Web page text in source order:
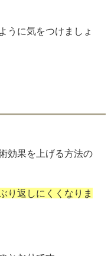
うに気をつけましょ
効果を上げる方法の
り返しにくくなりま